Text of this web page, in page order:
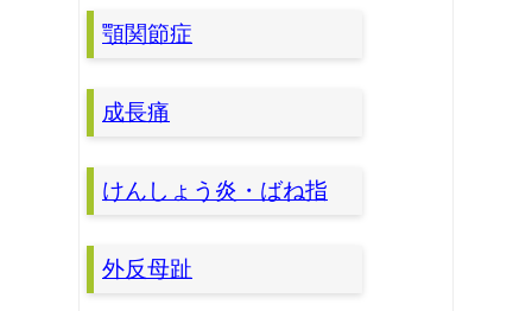
顎関節症
成長痛
けんしょう炎・ばね指
外反母趾